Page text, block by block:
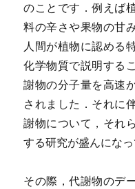
のことです．例えば
料の辛さや果物の甘
人間が植物に認める
化学物質で説明する
謝物の分子量を高速
されました．それに
謝物について，それ
する研究が盛んになっ
その際，代謝物のデ